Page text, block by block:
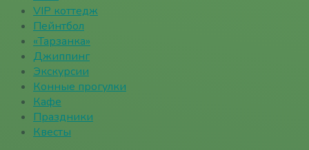
VIP коттедж
Пейнтбол
«Тарзанка»
Джиппинг
Экскурсии
Конные прогулки
Кафе
Праздники
Квесты